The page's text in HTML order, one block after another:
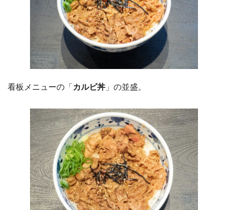
看板メニューの「カルビ丼 」の並盛。